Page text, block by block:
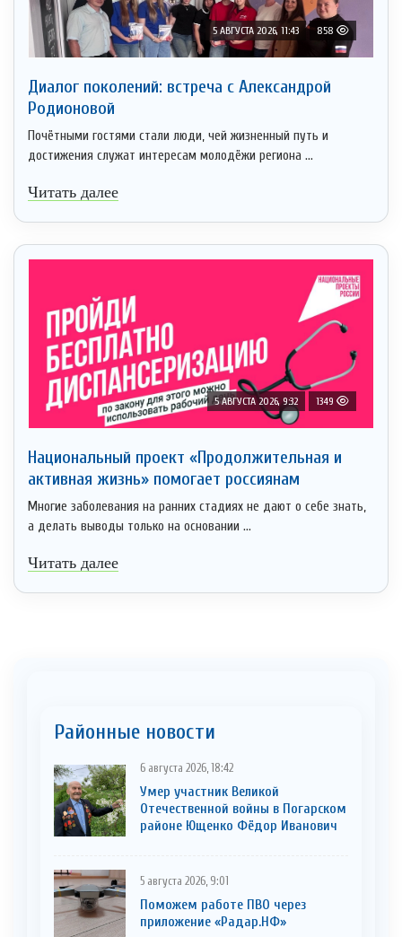
5 АВГУСТА 2026, 11:43 858
Диалог поколений: встреча с Александрой
Родионовой
Почётными гостями стали люди, чей жизненный путь и
достижения служат интересам молодёжи региона ...
Читать далее
5 АВГУСТА 2026, 9:32 1349
Национальный проект «Продолжительная и
активная жизнь» помогает россиянам
Многие заболевания на ранних стадиях не дают о себе знать,
а делать выводы только на основании ...
Читать далее
Районные новости
6 августа 2026, 18:42
Умер участник Великой
Отечественной войны в Погарском
районе Ющенко Фёдор Иванович
5 августа 2026, 9:01
Поможем работе ПВО через
приложение «Радар.НФ»